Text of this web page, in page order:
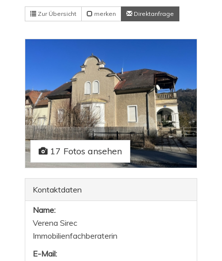
Zur Übersicht merken Direktanfrage
17 Fotos ansehen
Kontaktdaten
Name:
Verena Sirec
Immobilienfachberaterin
E-Mail: